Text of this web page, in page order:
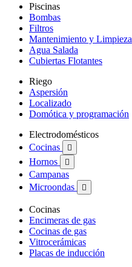
Piscinas
Bombas
Filtros
Mantenimiento y Limpieza
Agua Salada
Cubiertas Flotantes
Riego
Aspersión
Localizado
Domótica y programación
Electrodomésticos
Cocinas

Hornos 
Campanas
Microondas

Cocinas
Encimeras de gas
Cocinas de gas
Vitrocerámicas
Placas de inducción